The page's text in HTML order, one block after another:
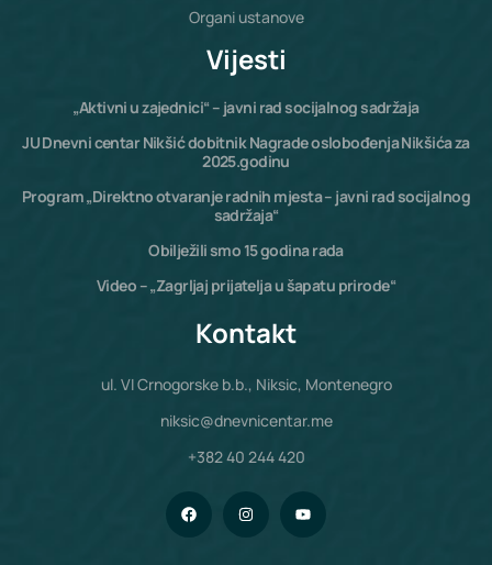
Organi ustanove
Vijesti
„Aktivni u zajednici“ – javni rad socijalnog sadržaja
JU Dnevni centar Nikšić dobitnik Nagrade oslobođenja Nikšića za
2025.godinu
Program „Direktno otvaranje radnih mjesta – javni rad socijalnog
sadržaja“
Obilježili smo 15 godina rada
Video – „Zagrljaj prijatelja u šapatu prirode“
Kontakt
ul. VI Crnogorske b.b., Niksic, Montenegro
niksic@dnevnicentar.me
+382 40 244 420